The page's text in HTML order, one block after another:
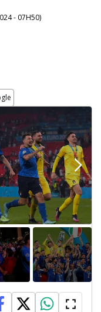
- 07H50)